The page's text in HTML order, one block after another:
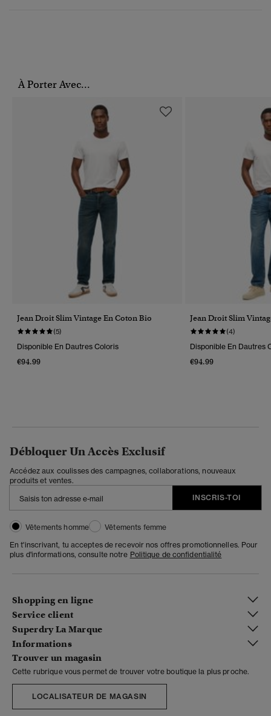
À Porter Avec...
Jean Droit Slim Vintage En Coton Bio
(5)
Disponible En Dautres Coloris
€94.99
Jean Droit Slim
(4)
Disponible En Dautres
€94.99
Débloquer Un Accès Exclusif
Accédez aux coulisses des campagnes, collaborations, nouveaux
produits et ventes.
INSCRIS-TOI
Vêtements homme
Vêtements femme
En t'inscrivant, tu acceptes de recevoir nos offres promotionnelles. Pour
plus d'informations, consulte notre Politique de confidentialité
Shopping en ligne
Service client
Superdry La Marque
Informations
Trouver un magasin
Cette rubrique vous permet de trouver votre boutique la plus proche.
LOCALISATEUR DE MAGASIN